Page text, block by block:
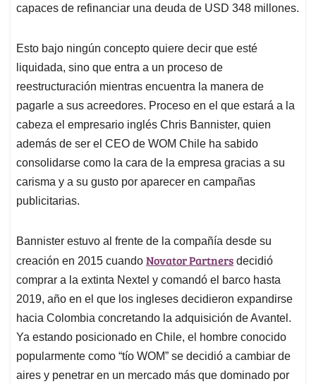
capaces de refinanciar una deuda de USD 348 millones.
Esto bajo ningún concepto quiere decir que esté
liquidada, sino que entra a un proceso de
reestructuración mientras encuentra la manera de
pagarle a sus acreedores. Proceso en el que estará a la
cabeza el empresario inglés Chris Bannister, quien
además de ser el CEO de WOM Chile ha sabido
consolidarse como la cara de la empresa gracias a su
carisma y a su gusto por aparecer en campañas
publicitarias.
Bannister estuvo al frente de la compañía desde su
creación en 2015 cuando Novator Partners decidió
comprar a la extinta Nextel y comandó el barco hasta
2019, año en el que los ingleses decidieron expandirse
hacia Colombia concretando la adquisición de Avantel.
Ya estando posicionado en Chile, el hombre conocido
popularmente como “tío WOM” se decidió a cambiar de
aires y penetrar en un mercado más que dominado por